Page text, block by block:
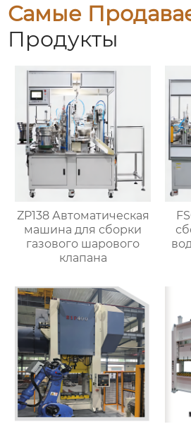
Самые
Продукты
ZP138 Автоматическая
машина для сборки
газового шарового
клапана